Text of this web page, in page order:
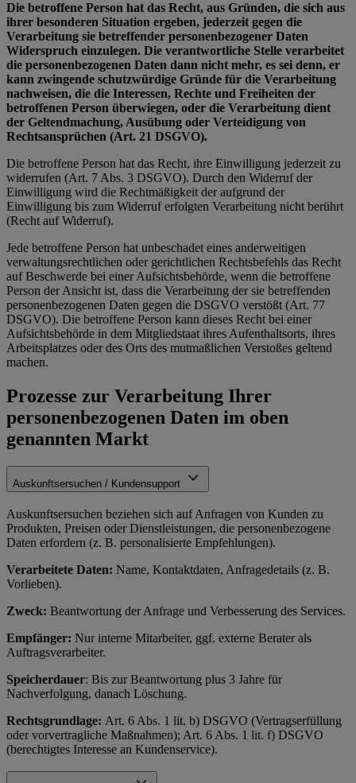
Die betroffene Person hat das Recht, aus Gründen, die sich aus
ihrer besonderen Situation ergeben, jederzeit gegen die
Verarbeitung sie betreffender personenbezogener Daten
Widerspruch einzulegen. Die verantwortliche Stelle verarbeitet
die personenbezogenen Daten dann nicht mehr, es sei denn, er
kann zwingende schutzwürdige Gründe für die Verarbeitung
nachweisen, die die Interessen, Rechte und Freiheiten der
betroffenen Person überwiegen, oder die Verarbeitung dient
der Geltendmachung, Ausübung oder Verteidigung von
Rechtsansprüchen (Art. 21 DSGVO).
Die betroffene Person hat das Recht, ihre Einwilligung jederzeit zu
widerrufen (Art. 7 Abs. 3 DSGVO). Durch den Widerruf der
Einwilligung wird die Rechtmäßigkeit der aufgrund der
Einwilligung bis zum Widerruf erfolgten Verarbeitung nicht berührt
(Recht auf Widerruf).
Jede betroffene Person hat unbeschadet eines anderweitigen
verwaltungsrechtlichen oder gerichtlichen Rechtsbefehls das Recht
auf Beschwerde bei einer Aufsichtsbehörde, wenn die betroffene
Person der Ansicht ist, dass die Verarbeitung der sie betreffenden
personenbezogenen Daten gegen die DSGVO verstößt (Art. 77
DSGVO). Die betroffene Person kann dieses Recht bei einer
Aufsichtsbehörde in dem Mitgliedstaat ihres Aufenthaltsorts, ihres
Arbeitsplatzes oder des Orts des mutmaßlichen Verstoßes geltend
machen.
Prozesse zur Verarbeitung Ihrer
personenbezogenen Daten im oben
genannten Markt
Auskunftsersuchen / Kundensupport
Auskunftsersuchen beziehen sich auf Anfragen von Kunden zu
Produkten, Preisen oder Dienstleistungen, die personenbezogene
Daten erfordern (z. B. personalisierte Empfehlungen).
Verarbeitete Daten: Name, Kontaktdaten, Anfragedetails (z. B.
Vorlieben).
Zweck: Beantwortung der Anfrage und Verbesserung des Services.
Empfänger: Nur interne Mitarbeiter, ggf. externe Berater als
Auftragsverarbeiter.
Speicherdauer: Bis zur Beantwortung plus 3 Jahre für
Nachverfolgung, danach Löschung.
Rechtsgrundlage: Art. 6 Abs. 1 lit. b) DSGVO (Vertragserfüllung
oder vorvertragliche Maßnahmen); Art. 6 Abs. 1 lit. f) DSGVO
(berechtigtes Interesse an Kundenservice).